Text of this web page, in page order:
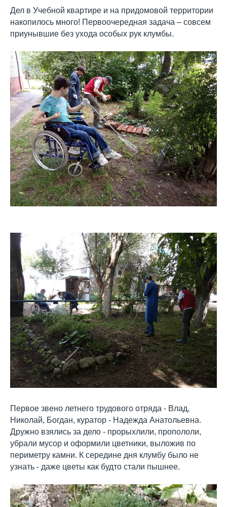
Дел в Учебной квартире и на придомовой территории
накопилось много! Первоочередная задача – совсем
приунывшие без ухода особых рук клумбы.
Первое звено летнего трудового отряда - Влад,
Николай, Богдан, куратор - Надежда Анатольевна.
Дружно взялись за дело - прорыхлили, пропололи,
убрали мусор и оформили цветники, выложив по
периметру камни. К середине дня клумбу было не
узнать - даже цветы как будто стали пышнее.